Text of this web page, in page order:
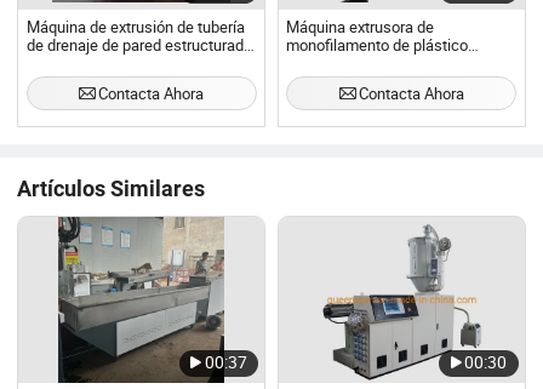
Máquina de extrusión de tubería
de drenaje de pared estructurada,
maquinaria de extrusión
Contacta Ahora
Máquina extrusora de
monofilamento de plástico
Contacta Ahora
Artículos Similares
00:37 00:30